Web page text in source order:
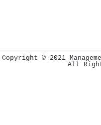
Copyright © 2021
All